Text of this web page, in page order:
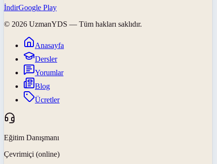
İndirGoogle Play
© 2026 UzmanYDS — Tüm hakları saklıdır.
Anasayfa
Dersler
Yorumlar
Blog
Ücretler
Eğitim Danışmanı
Çevrimiçi (online)